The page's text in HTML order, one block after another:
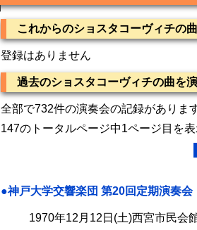
これからのショスタコーヴィチの
登録はありません
過去のショスタコーヴィチの曲を
全部で732件の演奏会の記録があります
147のトータルページ中1ページ目を表
●神戸大学交響楽団 第20回定期演奏会
1970年12月12日(土)西宮市民会